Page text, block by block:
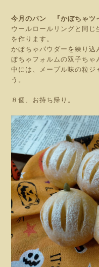
今月のパン 『かぼちゃツ
ウールロールリングと同じ
を作ります。
かぼちゃパウダーを練り込
ぼちゃフォルムの双子ちゃ
中には、メープル味の粒ジ
う。
８個、お持ち帰り。